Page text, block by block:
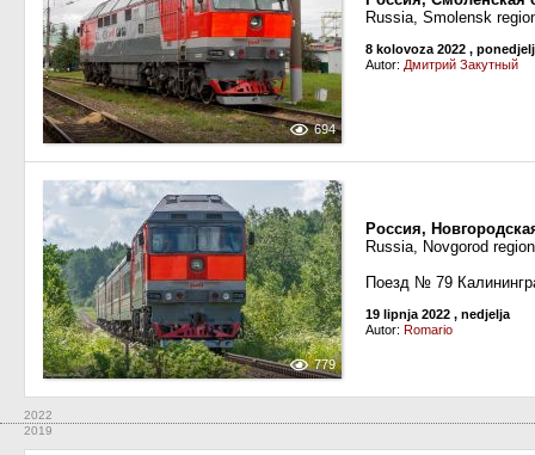
694
Russia, Smolensk
8 kolovoza 2022 ,
Autor: Дмитрий Закутный
779
Россия,
Russia, Novgorod
Поезд № 79
19 lipnja 2022 , nedjelja
Autor: Romario
2022
2019